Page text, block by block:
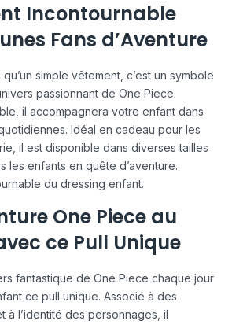
Incontournable
Fans d’Aventure
simple vêtement, c’est un symbole
passionnant de One Piece.
il accompagnera votre enfant dans
Idéal en cadeau pour les
il est disponible dans diverses tailles
les enfants en quête d’aventure.
du dressing enfant.
One Piece au
ce Pull Unique
fantastique de One Piece chaque jour
ce pull unique. Associé à des
à l’identité des personnages, il